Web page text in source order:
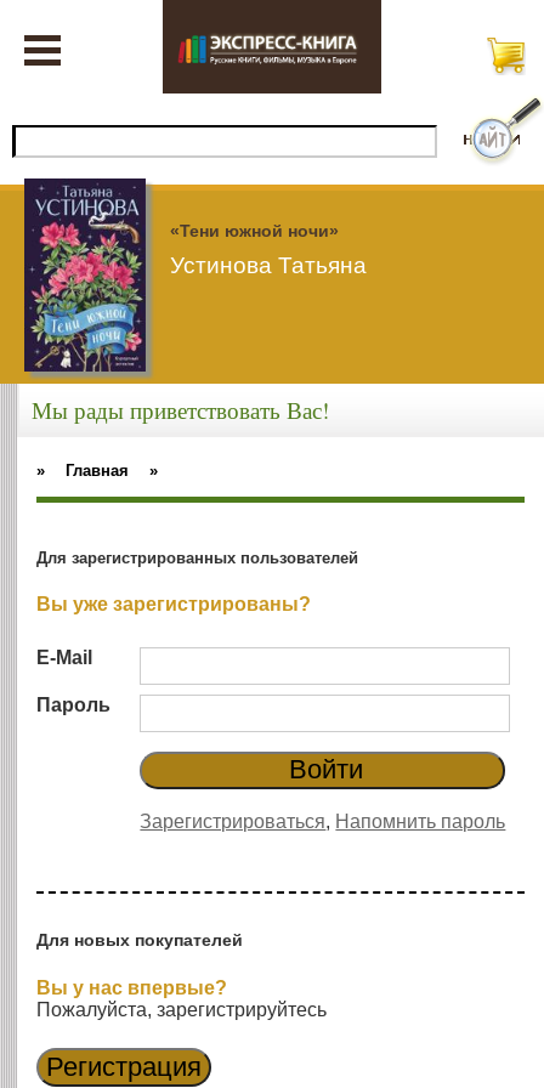
«Тени южной ночи»
Устинова Татьяна
Мы рады приветствовать Вас!
» Главная »
Для зарегистрированных пользователей
Вы уже зарегистрированы?
E-Mail
Пароль
Зарегистрироваться, Напомнить пароль
Для новых покупателей
Вы у нас впервые?
Пожалуйста, зарегистрируйтесь